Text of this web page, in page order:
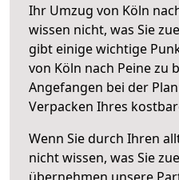
Ihr Umzug von Köln
wissen nicht, was Sie
gibt einige wichtige
von Köln nach Peine zu
Angefangen bei der
Verpacken Ihres
Wenn Sie durch Ihren
nicht wissen, was Sie